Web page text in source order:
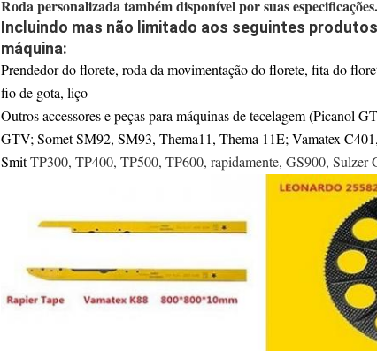
Roda personalizada também disponível por suas especificações.
Incluindo mas não limitado aos seguintes
máquina:
Prendedor do florete, roda da movimentação do florete, fita do
fio de gota, liço
Outros accessores e peças para máquinas de tecelagem
GTV; Somet SM92, SM93, Thema11, Thema 11E; Vamatex
SmitTP300, TP400, TP500, TP600, rapidamente, GS900, Sulzer